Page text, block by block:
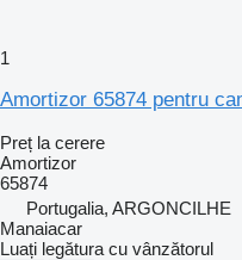
1
Amortizor 65874 pentru
Preț la cerere
Amortizor
65874
Portugalia, ARGONCILHE
Manaiacar
Luați legătura cu vânzătorul